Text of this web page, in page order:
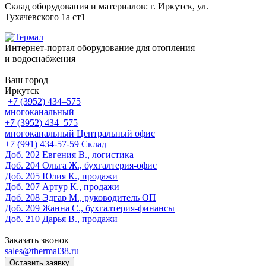
Склад оборудования и материалов: г. Иркутск, ул.
Тухачевского 1а ст1
Интернет-портал оборудование для отопления
и водоснабжения
Ваш город
Иркутск
+7 (3952) 434‒575
многоканальный
+7 (3952) 434‒575
многоканальный Центральный офис
‎+7 (991) 434-57-59 Склад
Доб. 202 Евгения В., логистика
Доб. 204 Ольга Ж., бухгалтерия-офис
Доб. 205 Юлия К., продажи
Доб. 207 Артур К., продажи
Доб. 208 Эдгар М., руководитель ОП
Доб. 209 Жанна С., бухгалтерия-финансы
Доб. 210 Дарья В., продажи
Заказать звонок
sales@thermal38.ru
Оставить заявку